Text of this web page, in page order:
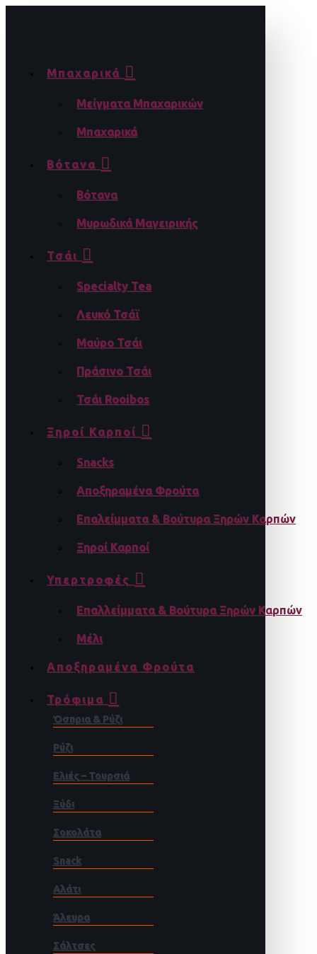
Μπαχαρικά
Μείγματα Μπαχαρικών
Μπαχαρικά
Βότανα
Βότανα
Μυρωδικά Μαγειρικής
Τσάι
Specialty Tea
Λευκό Τσάϊ
Μαύρο Τσάι
Πράσινο Τσάι
Τσάι Rooibos
Ξηροί Καρποί
Snacks
Αποξηραμένα Φρούτα
Επαλείμματα & Βούτυρα Ξηρών Καρπών
Ξηροί Καρποί
Υπερτροφές
Επαλλείμματα & Βούτυρα Ξηρών Καρπών
Μέλι
Αποξηραμένα Φρούτα
Τρόφιμα
Όσπρια & Ρύζι
Ρύζι
Ελιές – Τουρσιά
Ξύδι
Σοκολάτα
Snack
Αλάτι
Άλευρα
Σάλτσες